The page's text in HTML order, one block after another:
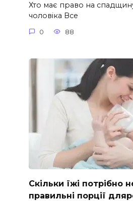
Хто має право на спадщину
чоловіка Все
0 88
Скільки їжі потрібно
правильні порції